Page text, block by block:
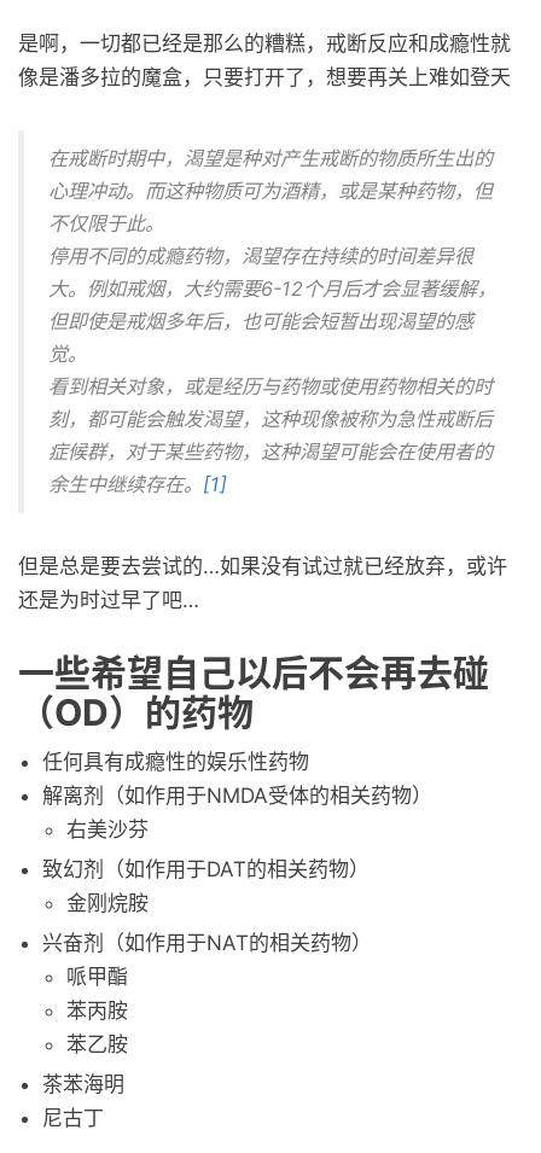
是啊，一切都已经是那么的糟糕，戒断反应和成瘾性就
像是潘多拉的魔盒，只要打开了，想要再关上难如登天
在戒断时期中，渴望是种对产生戒断的物质所生出的
心理冲动。而这种物质可为酒精，或是某种药物，但
不仅限于此。
停用不同的成瘾药物，渴望存在持续的时间差异很
大。例如戒烟，大约需要6-12个月后才会显著缓解，
但即使是戒烟多年后，也可能会短暂出现渴望的感
觉。
看到相关对象，或是经历与药物或使用药物相关的时
刻，都可能会触发渴望，这种现像被称为急性戒断后
症候群，对于某些药物，这种渴望可能会在使用者的
余生中继续存在。 [1]
但是总是要去尝试的…如果没有试过就已经放弃，或许
还是为时过早了吧…
一些希望自己以后不会再去碰
（OD）的药物
任何具有成瘾性的娱乐性药物
解离剂（如作用于NMDA受体的相关药物）
右美沙芬
致幻剂（如作用于DAT的相关药物）
金刚烷胺
兴奋剂（如作用于NAT的相关药物）
哌甲酯
苯丙胺
苯乙胺
茶苯海明
尼古丁